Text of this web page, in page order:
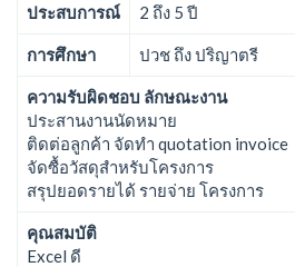
ประสบการณ์ 2 ถึง 5 ปี
การศึกษา ปวช ถึง ปริญาตรี
ความรับผิดชอบ ลักษณะงาน
ประสานงานนัดหมาย
ติดต่อลูกค้า จัดทำ quotation invoice
จัดซื้อวัสดุสำหรับโครงการ
สรุปยอดรายได้ รายจ่าย โครงการ
คุณสมบัติ
Excel ดี